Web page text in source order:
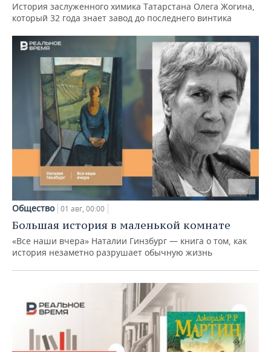
История заслуженного химика Татарстана Олега Жогина,
который 32 года знает завод до последнего винтика
Общество 01 авг, 00:00
Большая история в маленькой комнате
«Все наши вчера» Наталии Гинзбург — книга о том, как
история незаметно разрушает обычную жизнь